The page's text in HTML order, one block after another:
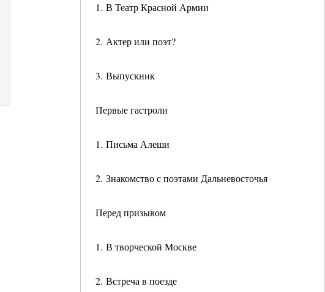
1. В Театр Красной Армии
2. Актер или поэт?
3. Выпускник
Первые гастроли
1. Письма Алеши
2. Знакомство с поэтами Дальневосточья
Перед призывом
1. В творческой Москве
2. Встреча в поезде